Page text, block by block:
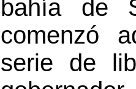
bahía de
comenzó
serie de